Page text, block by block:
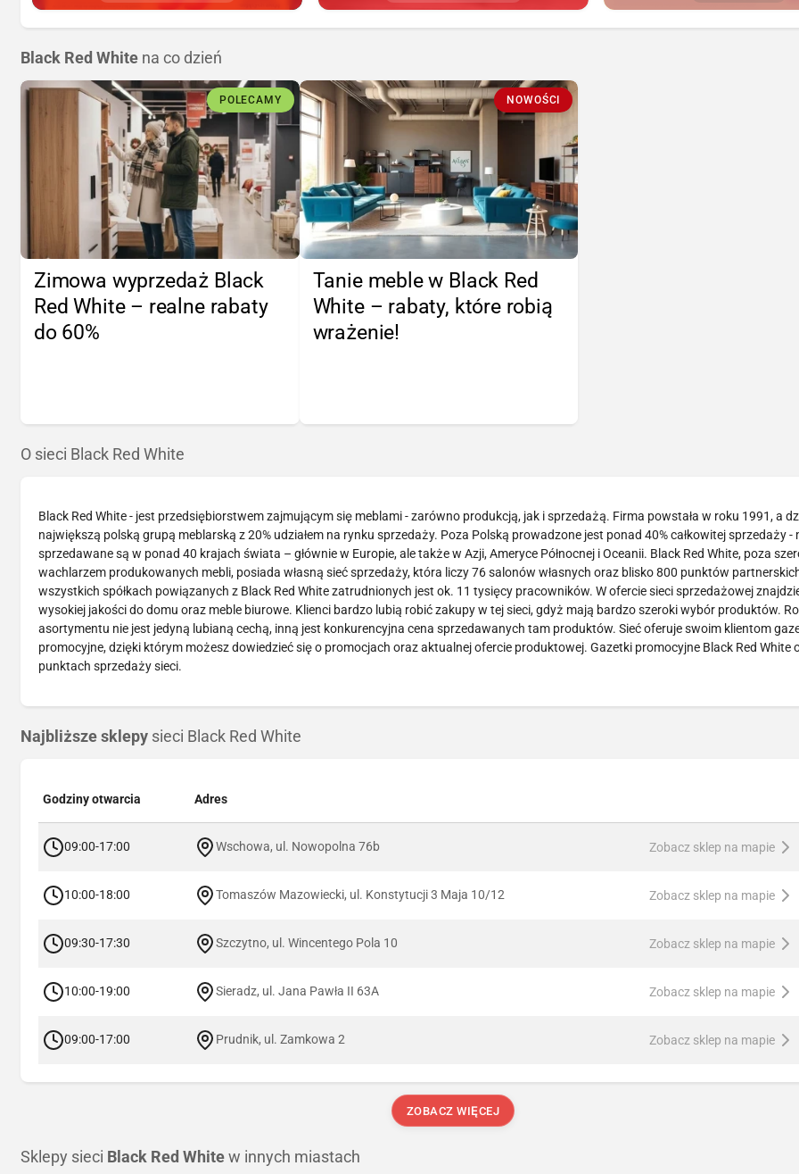
Black Red White na co dzień
POLECAMY
Zimowa wyprzedaż Black
Red White – realne rabaty
do 60%
NOWOŚCI
Tanie meble w Black Red
White – rabaty, które robią
wrażenie!
O sieci Black Red White
Black Red White - jest przedsiębiorstwem zajmującym się meblami - zarówno produkcją, jak i sprzedażą. Firma powstała w roku 1991, a
największą polską grupą meblarską z 20% udziałem na rynku sprzedaży. Poza Polską prowadzone jest ponad 40% całkowitej sprzedaży -
sprzedawane są w ponad 40 krajach świata – głównie w Europie, ale także w Azji, Ameryce Północnej i Oceanii. Black Red White, poza
wachlarzem produkowanych mebli, posiada własną sieć sprzedaży, która liczy 76 salonów własnych oraz blisko 800 punktów
wszystkich spółkach powiązanych z Black Red White zatrudnionych jest ok. 11 tysięcy pracowników. W ofercie sieci sprzedażowej
wysokiej jakości do domu oraz meble biurowe. Klienci bardzo lubią robić zakupy w tej sieci, gdyż mają bardzo szeroki wybór produktów.
asortymentu nie jest jedyną lubianą cechą, inną jest konkurencyjna cena sprzedawanych tam produktów. Sieć oferuje swoim klientom
promocyjne, dzięki którym możesz dowiedzieć się o promocjach oraz aktualnej ofercie produktowej. Gazetki promocyjne Black Red White
punktach sprzedaży sieci.
Najbliższe sklepy sieci Black Red White
Godziny otwarcia Adres
09:00-17:00 Wschowa, ul. Nowopolna 76b Zobacz sklep na mapie
10:00-18:00 Tomaszów Mazowiecki, ul. Konstytucji 3 Maja 10/12 Zobacz sklep na mapie
09:30-17:30 Szczytno, ul. Wincentego Pola 10 Zobacz sklep na mapie
10:00-19:00 Sieradz, ul. Jana Pawła II 63A Zobacz sklep na mapie
09:00-17:00 Prudnik, ul. Zamkowa 2 Zobacz sklep na mapie
ZOBACZ WIĘCEJ
Sklepy sieci Black Red White w innych miastach